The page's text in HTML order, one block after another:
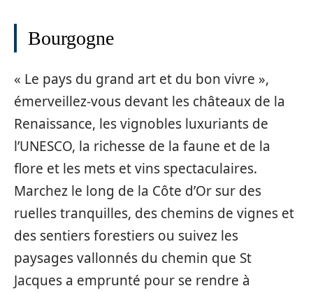
Bourgogne
« Le pays du grand art et du bon vivre »,
émerveillez-vous devant les châteaux de la
Renaissance, les vignobles luxuriants de
l’UNESCO, la richesse de la faune et de la
flore et les mets et vins spectaculaires.
Marchez le long de la Côte d’Or sur des
ruelles tranquilles, des chemins de vignes et
des sentiers forestiers ou suivez les
paysages vallonnés du chemin que St
Jacques a emprunté pour se rendre à